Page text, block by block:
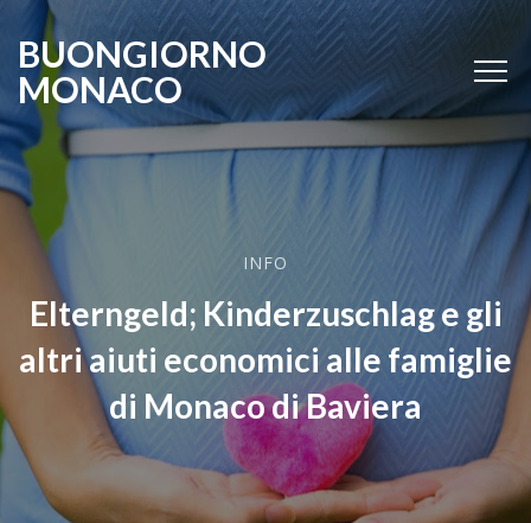
BUONGIORNO
MONACO
INFO
Elterngeld; Kinderzuschlag e gli
altri aiuti economici alle famiglie
di Monaco di Baviera